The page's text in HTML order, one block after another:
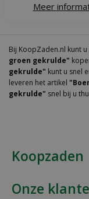
Meer
Bij KoopZaden.nl kunt
groen gekrulde"
gekrulde" kunt u snel
leveren het artikel
gekrulde" snel bij u
Koopzaden
Onze